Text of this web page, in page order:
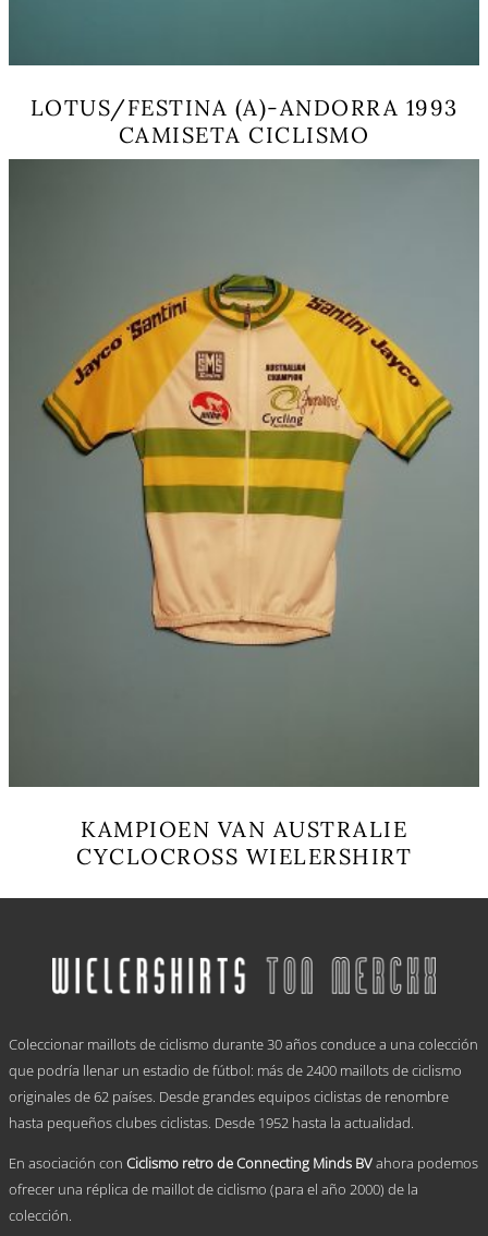
LOTUS/FESTINA (A)-ANDORRA 1993
CAMISETA CICLISMO
opciones
se
pueden
página
KAMPIOEN VAN AUSTRALIE
CYCLOCROSS WIELERSHIRT
variantes.
Las
pueden
elegir
la
página
producto
Coleccionar maillots de ciclismo durante 30 años conduce a una colección
que podría llenar un estadio de fútbol: más de 2400 maillots de ciclismo
originales de 62 países. Desde grandes equipos ciclistas de renombre
hasta pequeños clubes ciclistas. Desde 1952 hasta la actualidad.
En asociación con Ciclismo retro de Connecting Minds BVahora podemos
ofrecer una réplica de maillot de ciclismo (para el año 2000) de la
colección.